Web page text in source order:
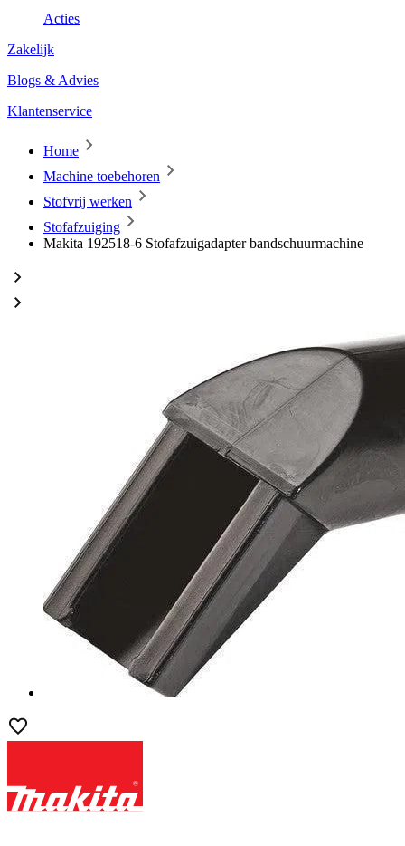
Acties
Zakelijk
Blogs & Advies
Klantenservice
Home
Machine toebehoren
Stofvrij werken
Stofafzuiging
Makita 192518-6 Stofafzuigadapter bandschuurmachine